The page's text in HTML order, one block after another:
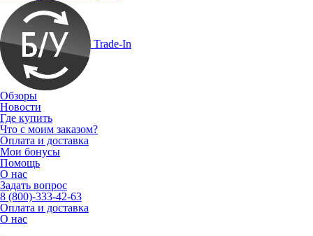
Trade-In
Обзоры
Новости
Где купить
Что с моим заказом?
Оплата и доставка
Мои бонусы
Помощь
О нас
Задать вопрос
8 (800)-333-42-63
Оплата и доставка
О нас